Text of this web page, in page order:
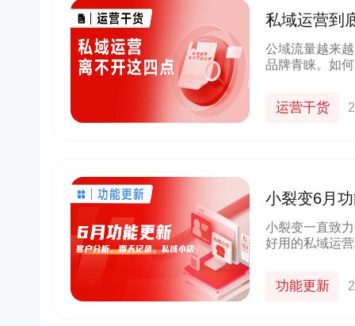
私域运营到
公域流量越来
品牌青睐。如
运营干货
小裂变6月
效！
小裂变一直致
好用的私域运
功能更新